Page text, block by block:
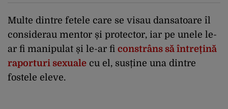
Multe dintre fetele care se visau dansatoare îl
considerau mentor și protector, iar pe unele le-
ar fi manipulat și le-ar fi constrâns să întrețină
raporturi sexuale cu el, susține una dintre
fostele eleve.